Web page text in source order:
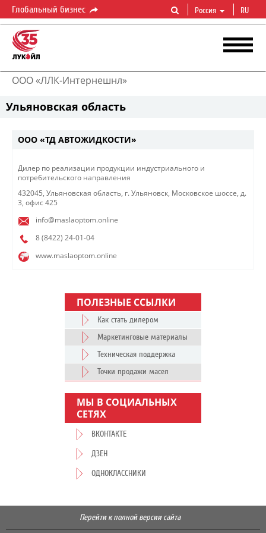
Глобальный бизнес Россия RU
ООО «ЛЛК-Интернешнл»
Ульяновская область
ООО «ТД АВТОЖИДКОСТИ»
​​Дилер по реализации продукции индустриального и
потребительского ​направления​​​
432045, Ульяновская область, г. Ульяновск, Московское шоссе, д.
3, офис 425
info@maslaoptom.online
8 (8422) 24-01-04
www.maslaoptom.online
ПОЛЕЗНЫЕ ССЫЛКИ
Как стать дилером
Маркетинговые материалы
Техническая поддержка
Точки продажи масел
МЫ В СОЦИАЛЬНЫХ
СЕТЯХ
ВКОНТАКТЕ
ДЗЕН
ОДНОКЛАССНИКИ
Перейти к полной версии сайта